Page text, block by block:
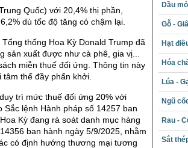
Quốc) với 20,4% thị phần,
dù tốc độ tăng có chậm lại.
thống Hoa Kỳ Donald Trump đã
sản xuất được như cà phê, gia vị...
miễn thuế đối ứng. Thông tin này
thế đầy phấn khởi.
trì mức thuế đối ứng 20% với
lệnh Hành pháp số 14257 ban
Kỳ đang rà soát danh mục hàng
ban hành ngày 5/9/2025, nhằm
có định hướng thương mại tương
Dầu
Gỗ -
Hạt
Hóa
Lúa -
Ngũ
Rau -
Sắt